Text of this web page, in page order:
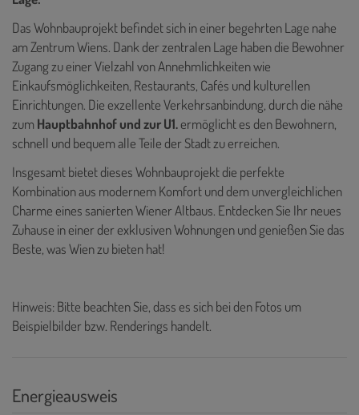
Das Wohnbauprojekt befindet sich in einer begehrten Lage nahe
am Zentrum Wiens. Dank der zentralen Lage haben die Bewohner
Zugang zu einer Vielzahl von Annehmlichkeiten wie
Einkaufsmöglichkeiten, Restaurants, Cafés und kulturellen
Einrichtungen. Die exzellente Verkehrsanbindung, durch die nähe
zum Hauptbahnhof und zur U1.ermöglicht es den Bewohnern,
schnell und bequem alle Teile der Stadt zu erreichen.
Insgesamt bietet dieses Wohnbauprojekt die perfekte
Kombination aus modernem Komfort und dem unvergleichlichen
Charme eines sanierten Wiener Altbaus. Entdecken Sie Ihr neues
Zuhause in einer der exklusiven Wohnungen und genießen Sie das
Beste, was Wien zu bieten hat!
Hinweis: Bitte beachten Sie, dass es sich bei den Fotos um
Beispielbilder bzw. Renderings handelt.
Energieausweis